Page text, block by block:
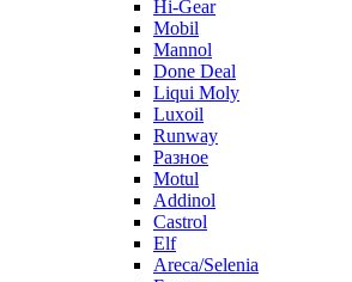
Hi-Gear
Mobil
Mannol
Done Deal
Liqui Moly
Luxoil
Runway
Разное
Motul
Addinol
Castrol
Elf
Areca/Selenia